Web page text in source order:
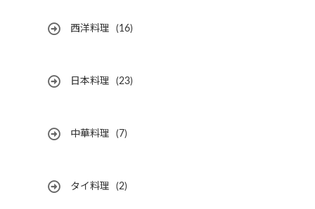
西洋料理 (16)
日本料理 (23)
中華料理 (7)
タイ料理 (2)